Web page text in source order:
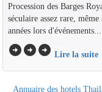
Procession des Barges
séculaire assez rare,
années lors d'événements...
arrow_circle_rightarrow_circle_rightarrow_circle_right Lire la suite
Annuaire des hotels